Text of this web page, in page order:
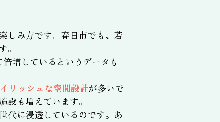
しみ方です。春日市でも、若
。
増しているというデータも
リッシュな空間設計が多いで
も増えています。
代に浸透しているのです。あ